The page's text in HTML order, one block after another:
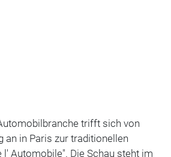
trifft sich von
an in Paris zur traditionellen
Automobile". Die Schau steht im